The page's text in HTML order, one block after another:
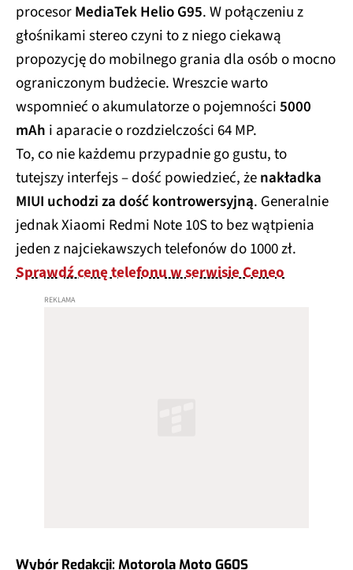
procesorMediaTek Helio G95. W połączeniu z
głośnikami stereo czyni to z niego ciekawą
propozycję do mobilnego grania dla osób o mocno
ograniczonym budżecie. Wreszcie warto
wspomnieć o akumulatorze o pojemności5000
mAh i aparacie o rozdzielczości 64 MP.
To, co nie każdemu przypadnie go gustu, to
tutejszy interfejs – dość powiedzieć, żenakładka
MIUI uchodzi za dość kontrowersyjną. Generalnie
jednak Xiaomi Redmi Note 10S to bez wątpienia
jeden z najciekawszych telefonów do 1000 zł.
Sprawdź cenę telefonu w serwisie Ceneo
Wybór Redakcji: Motorola Moto G60S